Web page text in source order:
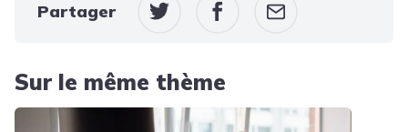
Partager
Sur le même thème